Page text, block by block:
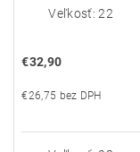
Veľkosť: 22
€32,90
€26,75 bez DPH